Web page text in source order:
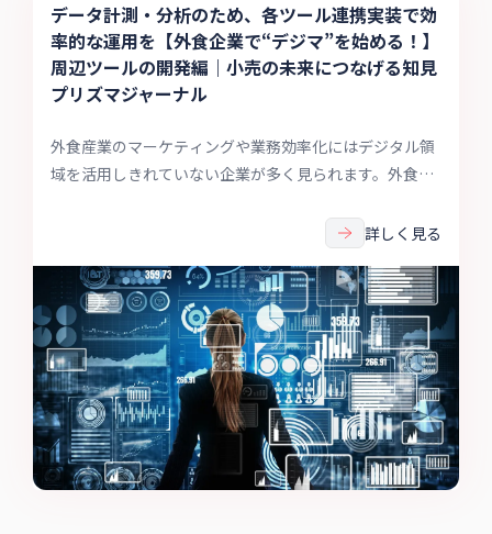
データ計測・分析のため、各ツール連携実装で効
率的な運用を【外食企業で“デジマ”を始める！】
周辺ツールの開発編｜小売の未来につなげる知見
プリズマジャーナル
外食産業のマーケティングや業務効率化にはデジタル領
域を活用しきれていない企業が多く見られます。外食企
ォーメーション（DX）」を始める際、環境を具現化（開
ーダー等、周辺ツールの開発にフォーカスして確認して
いきます。
詳しく見る